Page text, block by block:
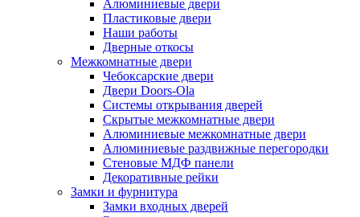
Алюминиевые двери
Пластиковые двери
Наши работы
Дверные откосы
Межкомнатные двери
Чебоксарские двери
Двери Doors-Ola
Системы открывания дверей
Скрытые межкомнатные двери
Алюминиевые межкомнатные двери
Алюминиевые раздвижные перегородки
Стеновые МДФ панели
Декоративные рейки
Замки и фурнитура
Замки входных дверей